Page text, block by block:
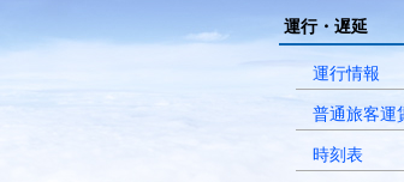
運行・遅延
運行情報
普通旅客運
時刻表